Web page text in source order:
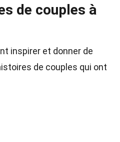
de couples à
inspirer et donner de
de couples qui ont